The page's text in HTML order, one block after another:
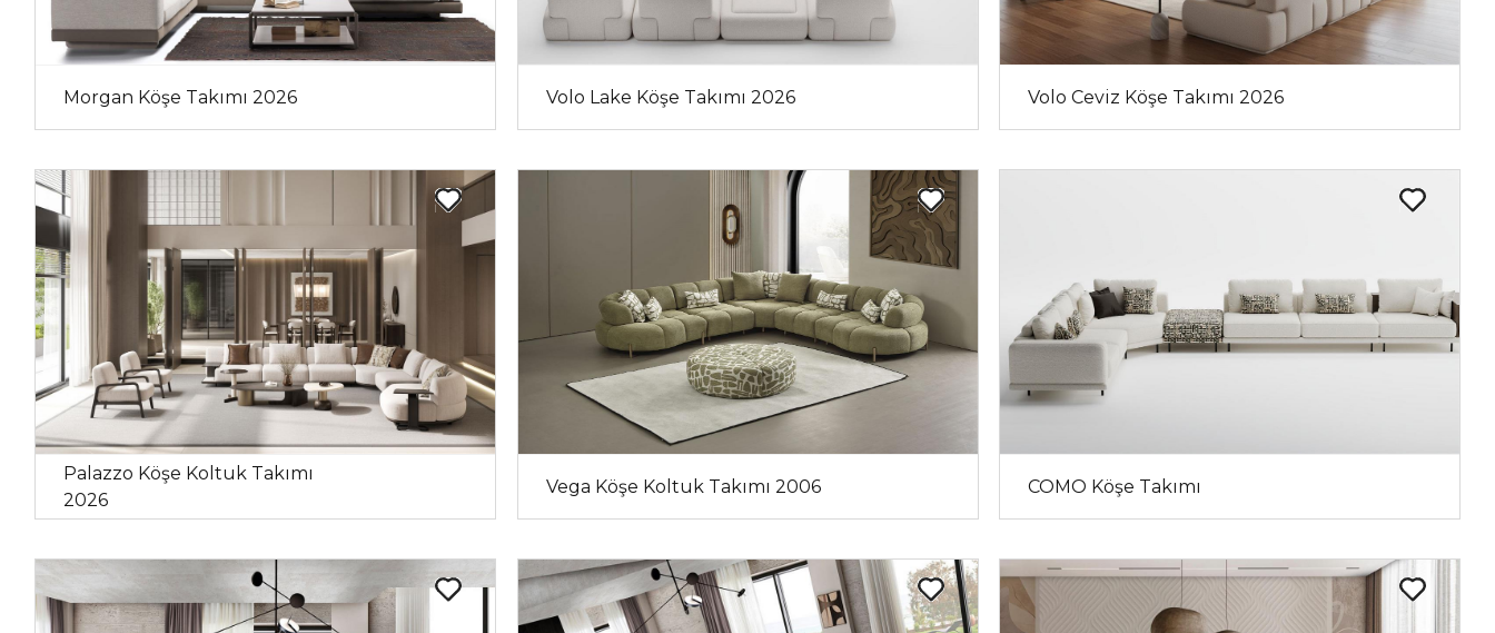
Morgan Köşe Takımı 2026 Volo Lake Köşe Takımı 2026 Volo Ceviz Köşe Takımı 2026
Palazzo Köşe Koltuk Takımı
2026
Vega Köşe Koltuk Takımı 2006 COMO Köşe Takımı